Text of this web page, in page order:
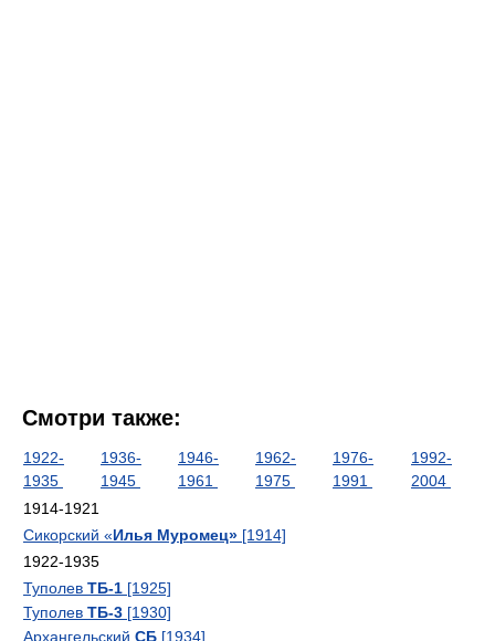
Смотри также:
1922-
1935
1936-
1945
1946-
1961
1962-
1975
1976-
1991
1992-
2004
1914-1921
Сикорский «Илья Муромец» [1914]
1922-1935
Туполев ТБ-1 [1925]
Туполев ТБ-3 [1930]
Архангельский СБ [1934]